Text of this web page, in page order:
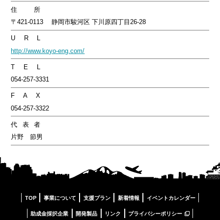
住所
〒421-0113 静岡市駿河区 下川原四丁目26-28
U R L
http://www.koyo-eng.com/
T E L
054-257-3331
F A X
054-257-3322
代表者
片野 節男
TOP 事業について 支援プラン 新着情報 イベントカレンダー
助成金採択企業 開発製品 リンク プライバシーポリシー